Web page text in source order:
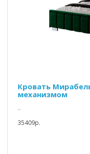
Кровать
механизмом
..
35409p.